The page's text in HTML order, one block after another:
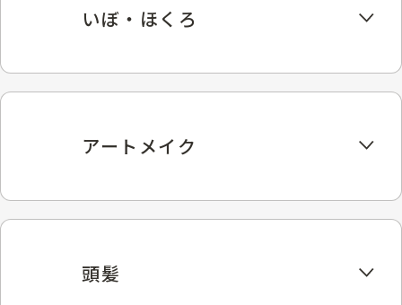
いぼ・ほくろ
アートメイク
頭髪